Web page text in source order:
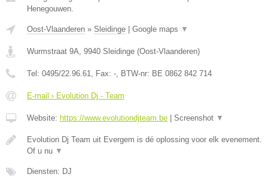
Henegouwen.
Oost-Vlaanderen » Sleidinge Google maps ▼
Wurmstraat 9A, 9940 Sleidinge (Oost-Vlaanderen)
Tel: 0495/22.96.61, Fax: -, BTW-nr: BE 0862 842 714
E-mail › Evolution Dj - Team
Website: https://www.evolutiondjteam.be Screenshot ▼
Evolution Dj Team uit Evergem is dé oplossing voor elk evenement.
Of u nu ▼
Diensten: DJ